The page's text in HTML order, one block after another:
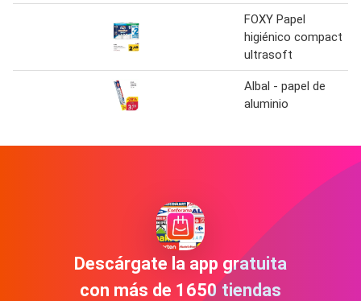
FOXY Papel
higiénico compact
ultrasoft
Albal - papel de
aluminio
Descárgate la app gratuita
con más de 1650 tiendas